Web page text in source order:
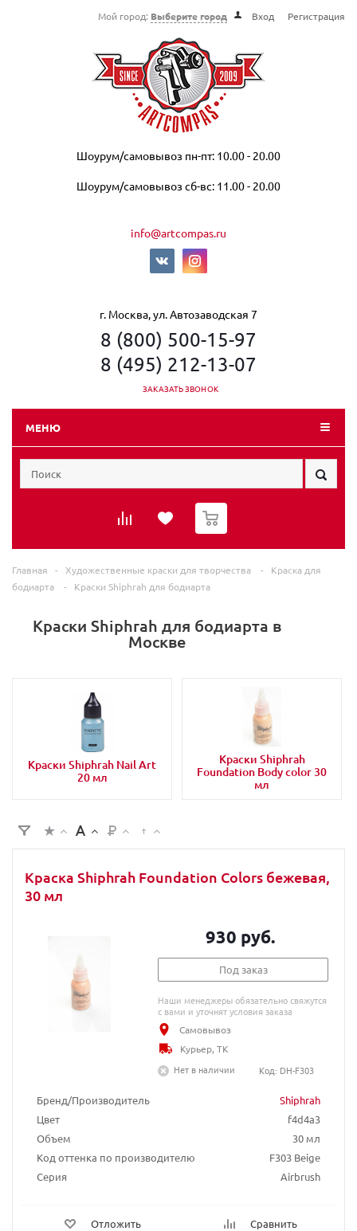
Мой город: Выберите город Вход Регистрация
Шоурум/самовывоз пн-пт: 10.00 - 20.00
Шоурум/самовывоз сб-вс: 11.00 - 20.00
info@artcompas.ru
г. Москва, ул. Автозаводская 7
8 (800) 500-15-97
8 (495) 212-13-07
ЗАКАЗАТЬ ЗВОНОК
МЕНЮ
0
Главная - Художественные краски для творчества -
Краска для
бодиарта
- Краски Shiphrah для бодиарта
Краски Shiphrah для бодиарта в
Москве
Краски Shiphrah Nail Art
20 мл
Краски Shiphrah
Foundation Body color 30
мл
Краска Shiphrah Foundation Colors бежевая,
30 мл
Бренд/Производитель
Shiphrah
Цвет
f4d4a3
Объем
30 мл
Код оттенка по производителю
F303 Beige
Серия
Airbrush
Отложить Сравнить
930 руб.
Под заказ
Наши менеджеры обязательно свяжутся
с вами и уточнят условия заказа
Самовывоз
Курьер, ТК
Нет в наличии
Код: DH-F303